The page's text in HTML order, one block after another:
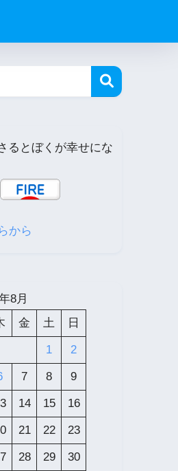
るとぼくが幸せにな
から
8月
金 土 日
1 2
7 8 9
14 15 16
21 22 23
28 29 30